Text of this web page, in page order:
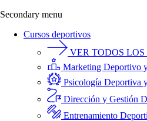
Secondary menu
Cursos deportivos
VER TODOS LOS
Marketing Deportivo
Psicología Deportiva
Dirección y Gestión
Entrenamiento